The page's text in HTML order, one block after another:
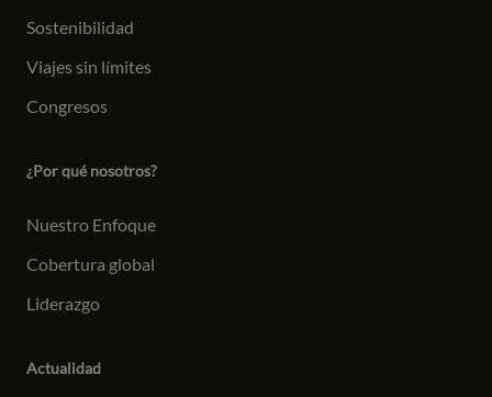
Sostenibilidad
Viajes sin límites
Congresos
¿Por qué nosotros?
Nuestro Enfoque
Cobertura global
Liderazgo
Actualidad